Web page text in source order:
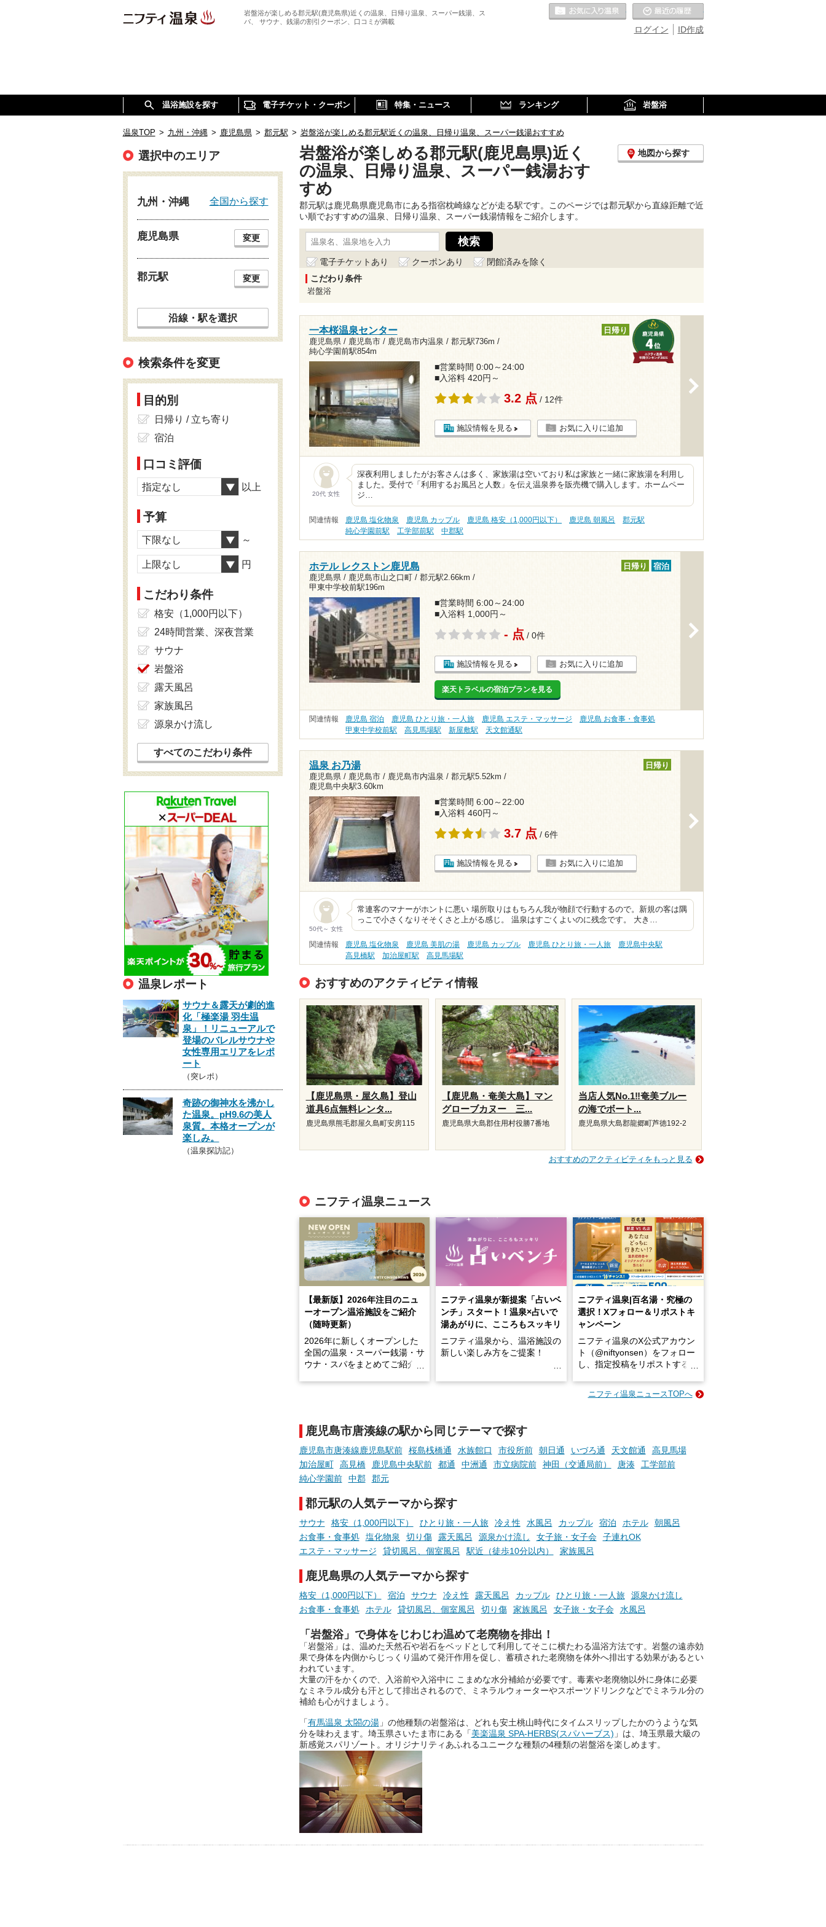
岩盤浴が楽しめる郡元駅(鹿児島県)近くの温泉、日帰り温泉、スーパー銭湯、ス
パ、 サウナ、銭湯の割引クーポン、口コミが満載
ID作成
ログイン
お気に入りの温泉
温浴施設を探す 電子チケット・クーポン 特集・ニュース ランキング 岩盤浴
温泉TOP > 九州・沖縄 > 鹿児島県 > 郡元駅 > 岩盤浴が楽しめる郡元駅近くの温泉、日帰り温泉、スーパー銭湯おすすめ
岩盤浴が楽しめる郡元駅(鹿児島県)近く
の温泉、日帰り温泉、スーパー銭湯おす
すめ
地図から探す
郡元駅は鹿児島県鹿児島市にある指宿枕崎線などが走る駅です。このページでは郡元駅から直線距離で近
い順でおすすめの温泉、日帰り温泉、スーパー銭湯情報をご紹介します。
電子チケットあり クーポンあり
閉館済みを除く
こだわり条件
岩盤浴
一本桜温泉センター
鹿児島県 / 鹿児島市 / 鹿児島市内温泉 / 郡元駅736m /
純心学園前駅854m
日帰り
■営業時間 0:00～24:00
■入浴料 420円～
3.2 点 / 12件
施設情報を見る お気に入りに追加
20代 女性
深夜利用しましたがお客さんは多く、家族湯は空いており私は家族と一緒に家族湯を利用し
ました。受付で「利用するお風呂と人数」を伝え温泉券を販売機で購入します。ホームペー
ジ…
関連情報 鹿児島 塩化物泉 鹿児島 カップル 鹿児島 格安（1,000円以下） 鹿児島 朝風呂
郡元駅
純心学園前駅
工学部前駅 中郡駅
ホテル レクストン鹿児島
鹿児島県 / 鹿児島市山之口町 / 郡元駅2.66km /
甲東中学校前駅196m
日帰り 宿泊
■営業時間 6:00～24:00
■入浴料 1,000円～
- 点 / 0件
施設情報を見る お気に入りに追加
楽天トラベルの宿泊プランを見る
関連情報 鹿児島 宿泊 鹿児島 ひとり旅・一人旅 鹿児島 エステ・マッサージ
鹿児島 お食事・食事処
甲東中学校前駅
高見馬場駅 新屋敷駅 天文館通駅
温泉 お乃湯
鹿児島県 / 鹿児島市 / 鹿児島市内温泉 / 郡元駅5.52km /
鹿児島中央駅3.60km
日帰り
■営業時間 6:00～22:00
■入浴料 460円～
3.7 点 / 6件
施設情報を見る お気に入りに追加
50代～ 女性
常連客のマナーがホントに悪い 場所取りはもちろん我が物顔で行動するので。新規の客は隅
っこで小さくなりそそくさと上がる感じ。 温泉はすごくよいのに残念です。 大き…
関連情報 鹿児島 塩化物泉 鹿児島 美肌の湯 鹿児島 カップル 鹿児島 ひとり旅・一人旅
鹿児島中央駅
高見橋駅
加治屋町駅 高見馬場駅
おすすめのアクティビティ情報
【鹿児島県・屋久島】登山
道具6点無料レンタ...
鹿児島県熊毛郡屋久島町安房115
【鹿児島・奄美大島】マン
グローブカヌー 三...
鹿児島県大島郡住用村役勝7番地
当店人気No.1‼️奄美ブルー
の海でボート...
鹿児島県大島郡龍郷町芦徳192-2
おすすめのアクティビティをもっと見る
ニフティ温泉ニュース
【最新版】2026年注目のニュ
ーオープン温浴施設をご紹介
（随時更新）
2026年に新しくオープンした
全国の温泉・スーパー銭湯・サ
ウナ・スパをまとめてご紹介！
まったスポットが続々登場して
います。
現地取材記事もあわせて紹介し
ていますので、気になる施設は
ぜひチェックして次のおでかけ
先の参考にしてみてください
ニフティ温泉が新提案「占いベ
ンチ」スタート！温泉×占いで
湯あがりに、こころもスッキリ
ニフティ温泉から、温浴施設の
新しい楽しみ方をご提案！
手相やタロットなど気軽に楽し
める占いで、“ととのう”おふろ
時間を、もっと特別に。
ニフティ温泉|百名湯・究極の
選択！Xフォロー＆リポストキ
ャンペーン
ニフティ温泉のX公式アカウン
ト（@niftyonsen）をフォロー
し、指定投稿をリポストする
GIFT500円分をプレゼントい
ニフティ温泉ニュースTOPへ
鹿児島市唐湊線の駅から同じテーマで探す
鹿児島市唐湊線鹿児島駅前 桜島桟橋通 水族館口 市役所前 朝日通 いづろ通 天文館通
高見馬場
加治屋町
高見橋 鹿児島中央駅前 都通 中洲通 市立病院前 神田（交通局前） 唐湊
工学部前
純心学園前
中郡 郡元
郡元駅の人気テーマから探す
サウナ 格安（1,000円以下） ひとり旅・一人旅 冷え性 水風呂 カップル 宿泊 ホテル
朝風呂
お食事・食事処
塩化物泉 切り傷 露天風呂 源泉かけ流し 女子旅・女子会
子連れOK
エステ・マッサージ
貸切風呂、個室風呂 駅近（徒歩10分以内） 家族風呂
鹿児島県の人気テーマから探す
格安（1,000円以下） 宿泊 サウナ 冷え性 露天風呂 カップル ひとり旅・一人旅
源泉かけ流し
お食事・食事処
ホテル 貸切風呂、個室風呂 切り傷 家族風呂 女子旅・女子会 水風呂
「岩盤浴」で身体をじわじわ温めて老廃物を排出！
「岩盤浴」は、温めた天然石や岩石をベッドとして利用してそこに横たわる温浴方法です。岩盤の遠赤効
果で身体を内側からじっくり温めて発汗作用を促し、蓄積された老廃物を体外へ排出する効果があるとい
われています。
大量の汗をかくので、入浴前や入浴中に こまめな水分補給が必要です。毒素や老廃物以外に身体に必要
なミネラル成分も汗として排出されるので、ミネラルウォーターやスポーツドリンクなどでミネラル分の
補給も心がけましょう。
「有馬温泉 太閤の湯」の他種類の岩盤浴は、どれも安土桃山時代にタイムスリップしたかのうような気
分を味わえます。埼玉県さいたま市にある「美楽温泉 SPA-HERBS(スパハーブス) 」は、埼玉県最大級の
新感覚スパリゾート。オリジナリティあふれるユニークな種類の4種類の岩盤浴を楽しめます。
選択中のエリア
九州・沖縄 全国から探す
鹿児島県 変更
郡元駅 変更
沿線・駅を選択
検索条件を変更
目的別
日帰り / 立ち寄り
宿泊
口コミ評価
指定なし 以上
予算
下限なし ～
上限なし 円
こだわり条件
格安（1,000円以下）
24時間営業、深夜営業
サウナ
岩盤浴
露天風呂
家族風呂
源泉かけ流し
すべてのこだわり条件
温泉レポート
サウナ＆露天が劇的進
化「極楽湯 羽生温
泉」！リニューアルで
登場のバレルサウナや
女性専用エリアをレポ
ート
（突レポ）
奇跡の御神水を沸かし
た温泉。pH9.6の美人
泉質。本格オープンが
楽しみ。
（温泉探訪記）